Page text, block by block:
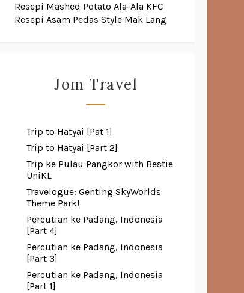
Resepi Mashed Potato Ala-Ala KFC
Resepi Asam Pedas Style Mak Lang
Jom Travel
Trip to Hatyai [Pat 1]
Trip to Hatyai [Part 2]
Trip ke Pulau Pangkor with Bestie
UniKL
Travelogue: Genting SkyWorlds
Theme Park!
Percutian ke Padang, Indonesia
[Part 4]
Percutian ke Padang, Indonesia
[Part 3]
Percutian ke Padang, Indonesia
[Part 1]